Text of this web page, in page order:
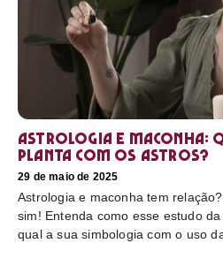
Astrologia e maconha:
planta com os astros?
29 de maio de 2025
Astrologia e maconha tem
sim! Entenda como esse estudo
qual a sua simbologia com o uso